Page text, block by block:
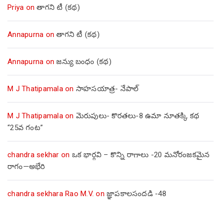
Priya onతాగని టీ (కథ)
Annapurna onతాగని టీ (కథ)
Annapurna onజన్యు బంధం (కథ)
M J Thatipamalaon సాహసయాత్ర- నేపాల్‌
M J Thatipamalaon మెరుపులు- కొరతలు-8 ఉమా నూతక్కి కథ
“25వ గంట”
chandra sekhar on ఒక భార్గవి – కొన్ని రాగాలు -20 మనోరంజకమైన
రాగం—అభేరి
chandra sekhara Rao M.V. on జ్ఞాపకాలసందడి -48